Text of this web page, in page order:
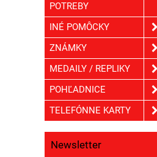
POTREBY
INÉ POMÔCKY
ZNÁMKY
MEDAILY / REPLIKY
POHĽADNICE
TELEFÓNNE KARTY
Newsletter